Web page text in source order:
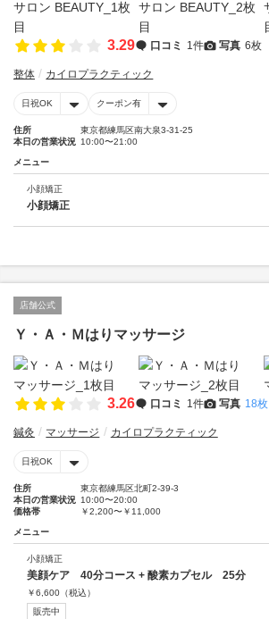
3.29 口コミ 1件 写真 6枚
整体 カイロプラクティック
日祝OK クーポン有
住所
東京都練馬区南大泉3-31-25
本日の営業状況 10:00〜21:00
メニュー
小顔矯正
小顔矯正
店舗公式
Ｙ・Ａ・Ｍはりマッサージ
3.26 口コミ 1件 写真 18枚
鍼灸 マッサージ カイロプラクティック
日祝OK
住所
東京都練馬区北町2-39-3
本日の営業状況 10:00〜20:00
価格帯
￥2,200〜￥11,000
メニュー
小顔矯正
美顔ケア 40分コース + 酸素カプセル 25分
￥6,600 （税込）
販売中